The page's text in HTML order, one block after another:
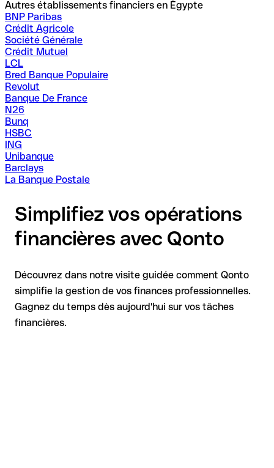
Autres établissements financiers en Égypte
BNP Paribas
Crédit Agricole
Société Générale
Crédit Mutuel
LCL
Bred Banque Populaire
Revolut
Banque De France
N26
Bunq
HSBC
ING
Unibanque
Barclays
La Banque Postale
Simplifiez vos opérations
financières avec Qonto
Découvrez dans notre visite guidée comment Qonto
simplifie la gestion de vos finances professionnelles.
Gagnez du temps dès aujourd'hui sur vos tâches
financières.